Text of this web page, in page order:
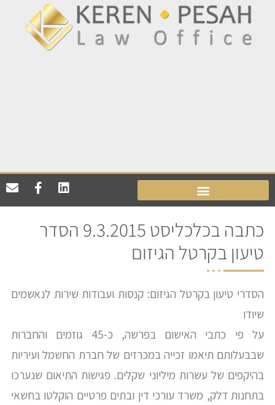
כתבה בכלכליסט 9.3.2015 הסדר
טיעון בקרטל הגיזום​
הסדרי טיעון בקרטל הגיזום: קנסות ועבודות שירות לנאשמים
שיודו
על פי כתבי האישום בפרשה, כ-45 גוזמים והחברות
שבבעלותם תיאמו זכייה במכרזים של חברת החשמל ועיריות
בהיקפים של עשרות מיליוני שקלים. פגישות התיאום שנערכו
בתחנות דלק, משרד עורכי דין ובתים פרטיים הוקלטו בחשאי